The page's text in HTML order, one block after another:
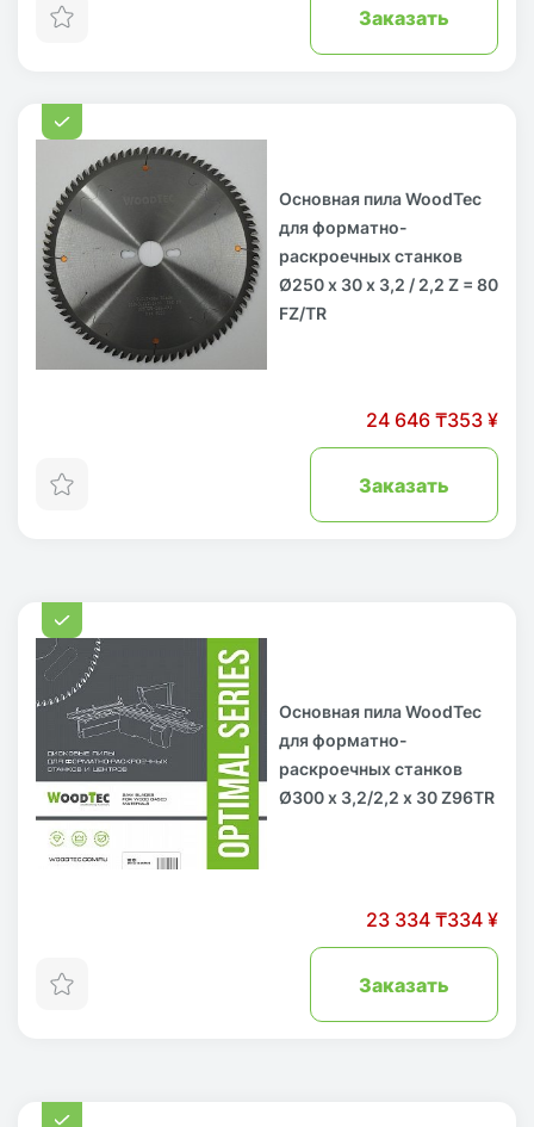
Заказать
Основная пила WoodTec
для форматно-
раскроечных станков
Ø250 х 30 x 3,2 / 2,2 Z = 80
FZ/TR
24 646 ₸353 ¥
Заказать
Основная пила WoodTec
для форматно-
раскроечных станков
Ø300 х 3,2/2,2 х 30 Z96TR
23 334 ₸334 ¥
Заказать